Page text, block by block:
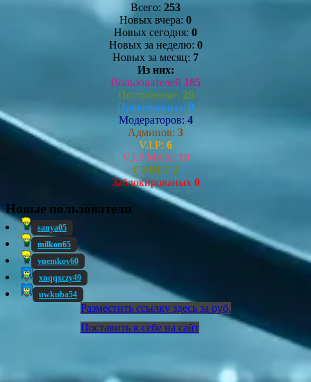
Всего: 253
Новых вчера: 0
Новых сегодня: 0
Новых за неделю: 0
Новых за месяц: 7
Из них:
Пользователей 185
Постоянные: 26
Проверенных: 9
Модераторов: 4
Админов: 3
V.I.P: 6
V.I.P MAX: 10
СУПЕР 2
Заблокированых 0
Новые пользователи
sanya05
milkon65
vnemkov60
xnqqxczy49
uwkuba54
Разместить ссылку здесь за руб.
Поставить к себе на сайт